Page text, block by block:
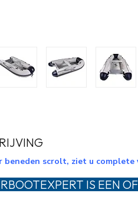
beneden scrolt, ziet u
IS EEN